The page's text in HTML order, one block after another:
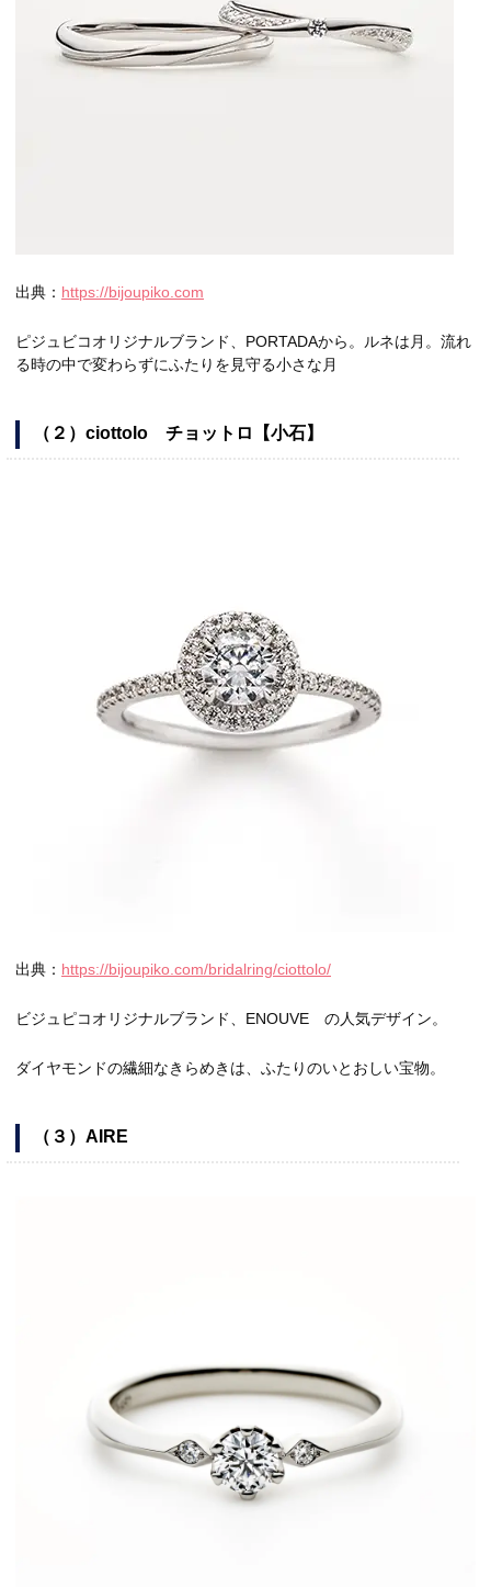
出典： https://bijoupiko.com
ピジュビコオリジナルブランド、PORTADAから。ルネは月。流れ
る時の中で変わらずにふたりを見守る小さな月
（２）ciottolo チョットロ【小石】
出典： https://bijoupiko.com/bridalring/ciottolo/
ビジュピコオリジナルブランド、ENOUVE の人気デザイン。
ダイヤモンドの繊細なきらめきは、ふたりのいとおしい宝物。
（３）AIRE